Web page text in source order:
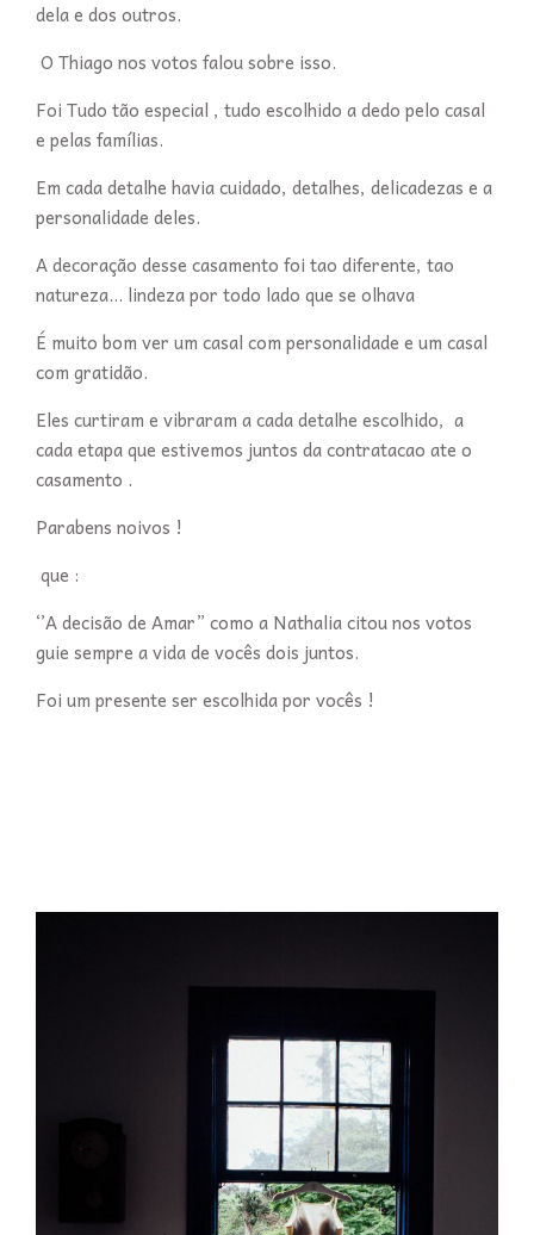
dela e dos outros.
O Thiago nos votos falou sobre isso.
Foi Tudo tão especial , tudo escolhido a dedo pelo casal
e pelas famílias.
Em cada detalhe havia cuidado, detalhes, delicadezas e a
personalidade deles.
A decoração desse casamento foi tao diferente, tao
natureza... lindeza por todo lado que se olhava
É muito bom ver um casal com personalidade e um casal
com gratidão.
Eles curtiram e vibraram a cada detalhe escolhido, a
cada etapa que estivemos juntos da contratacao ate o
casamento .
Parabens noivos !
que :
‘’A decisão de Amar” como a Nathalia citou nos votos
guie sempre a vida de vocês dois juntos.
Foi um presente ser escolhida por vocês !